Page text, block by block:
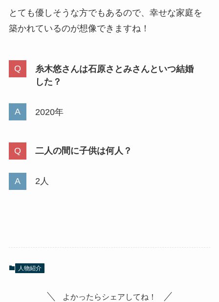
とても優しそうな方でもあるので、幸せな家庭を
築かれているのが想像できますね！
糸木悠さんは石原さとみさんといつ結婚
した？
2020年
二人の間に子供は何人？
2人
人物紹介
よかったらシェアしてね！